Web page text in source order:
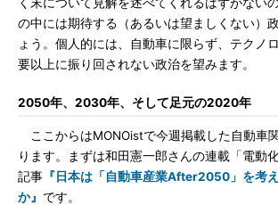
の中には期待する（あるいは望ましくない）
ょう。個人的には、自動車に限らず、テクノ
要以上に振り回されない政治を望みます。
2050年、2030年、そして足元の2020年
ここからはMONOistで今週掲載した自動車
ります。まずは和田憲一郎さんの連載「電動
記事 『日本は「自動車産業After2050」を考
か』 です。